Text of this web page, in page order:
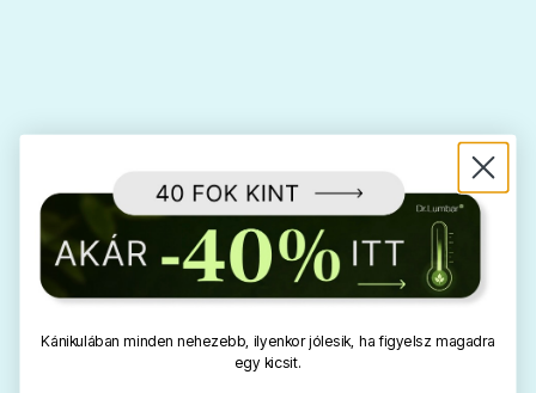
Kánikulában minden nehezebb, ilyenkor jólesik, ha figyelsz magadra
egy kicsit.